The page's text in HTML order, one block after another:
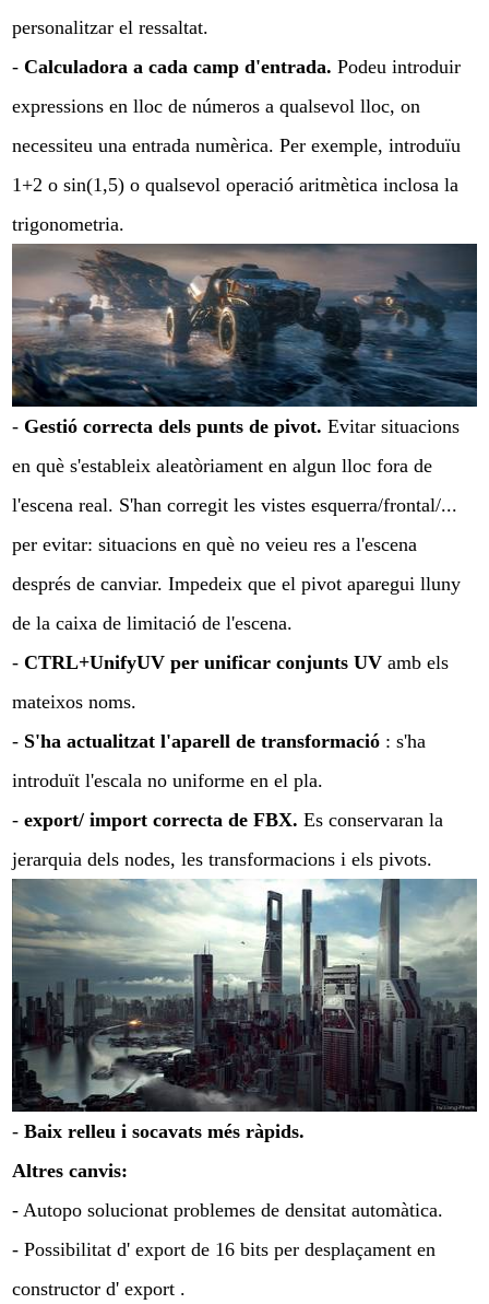
personalitzar el ressaltat.
-Calculadora a cada camp d'entrada. Podeu introduir
expressions en lloc de números a qualsevol lloc, on
necessiteu una entrada numèrica. Per exemple, introduïu
1+2 o sin(1,5) o qualsevol operació aritmètica inclosa la
trigonometria.
- Gestió correcta dels punts de pivot. Evitar situacions
en què s'estableix aleatòriament en algun lloc fora de
l'escena real. S'han corregit les vistes esquerra/frontal/...
per evitar: situacions en què no veieu res a l'escena
després de canviar. Impedeix que el pivot aparegui lluny
de la caixa de limitació de l'escena.
-CTRL+UnifyUV per unificar conjunts UV amb els
mateixos noms.
- S'ha actualitzat l'aparell de transformació : s'ha
introduït l'escala no uniforme en el pla.
-export/ import correcta de FBX. Es conservaran la
jerarquia dels nodes, les transformacions i els pivots.
-Baix relleu i socavats més ràpids.
Altres canvis:
- Autopo solucionat problemes de densitat automàtica.
- Possibilitat d' export de 16 bits per desplaçament en
constructor d' export .